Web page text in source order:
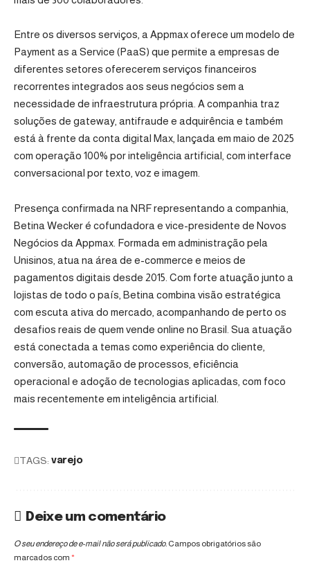
Entre os diversos serviços, a Appmax oferece um modelo de
Payment as a Service (PaaS) que permite a empresas de
diferentes setores oferecerem serviços financeiros
recorrentes integrados aos seus negócios sem a
necessidade de infraestrutura própria. A companhia traz
soluções de gateway, antifraude e adquirência e também
está à frente da conta digital Max, lançada em maio de 2025
com operação 100% por inteligência artificial, com interface
conversacional por texto, voz e imagem.
Presença confirmada na NRF representando a companhia,
Betina Wecker é cofundadora e vice-presidente de Novos
Negócios da Appmax. Formada em administração pela
Unisinos, atua na área de e-commerce e meios de
pagamentos digitais desde 2015. Com forte atuação junto a
lojistas de todo o país, Betina combina visão estratégica
com escuta ativa do mercado, acompanhando de perto os
desafios reais de quem vende online no Brasil. Sua atuação
está conectada a temas como experiência do cliente,
conversão, automação de processos, eficiência
operacional e adoção de tecnologias aplicadas, com foco
mais recentemente em inteligência artificial.
TAGS: varejo
Deixe um comentário
O seu endereço de e-mail não será publicado. Campos obrigatórios são
marcados com *